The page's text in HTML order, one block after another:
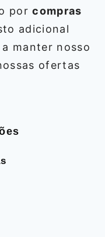
porcompras
adicional
manter nosso
ofertas